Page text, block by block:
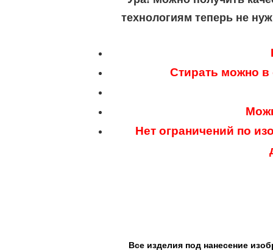
технологиям теперь не
Стирать можно в
Нет ограничений по
Все изделия под нанесение